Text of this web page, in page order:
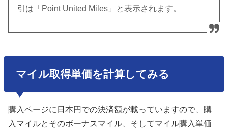
引は「Point United Miles」と表示されます。
マイル取得単価を計算してみる
購入ページに日本円での決済額が載っていますので、購
入マイルとそのボーナスマイル、そしてマイル購入単価